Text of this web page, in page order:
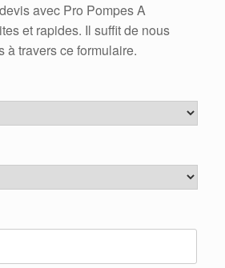
avec Pro Pompes A
et rapides. Il suffit de nous
à travers ce formulaire.